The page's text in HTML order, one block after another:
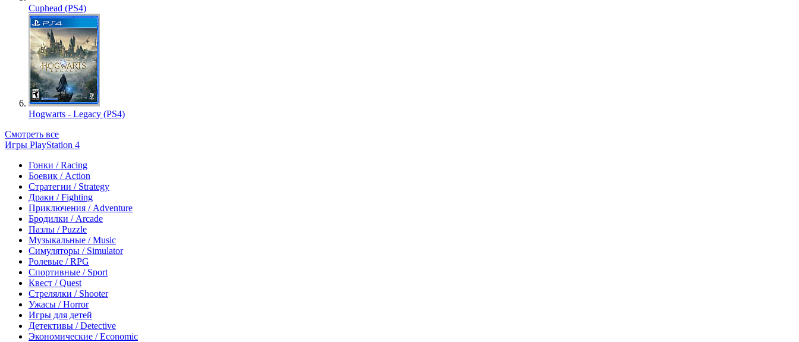
Cuphead (PS4)
Hogwarts - Legacy (PS4)
Смотреть все
Игры PlayStation 4
Гонки / Racing
Боевик / Action
Стратегии / Strategy
Драки / Fighting
Приключения / Adventure
Бродилки / Arcade
Пазлы / Puzzle
Музыкальные / Music
Симуляторы / Simulator
Ролевые / RPG
Спортивные / Sport
Квест / Quest
Стрелялки / Shooter
Ужасы / Horror
Игры для детей
Детективы / Detective
Экономические / Economic